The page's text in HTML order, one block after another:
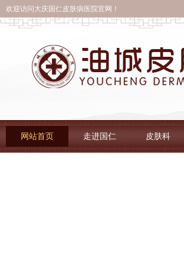
欢迎访问大庆国仁皮肤病医院官网！
网站首页 走进国仁 皮肤科